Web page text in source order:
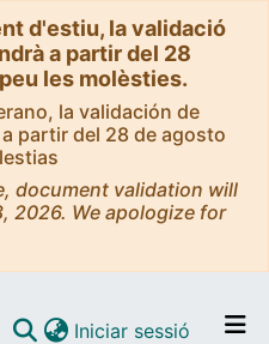
d'estiu, la validació
a partir del 28
les molèsties.
la validación de
partir del 28 de agosto
document validation will
2026. We apologize for
Iniciar sessió (current)